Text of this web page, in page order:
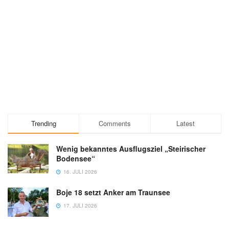
Trending Comments Latest
Wenig bekanntes Ausflugsziel „Steirischer
Bodensee“
16. JULI 2026
Boje 18 setzt Anker am Traunsee
17. JULI 2026